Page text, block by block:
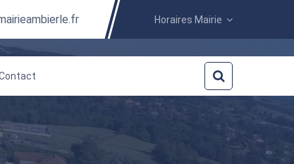
Horaires Mairie